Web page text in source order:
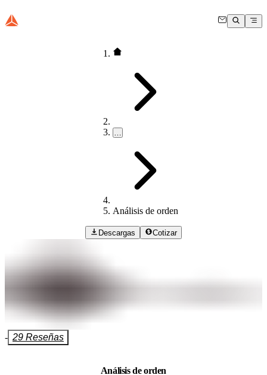
…
Análisis de orden
Descargas Cotizar
- 29 Reseñas
Análisis de orden